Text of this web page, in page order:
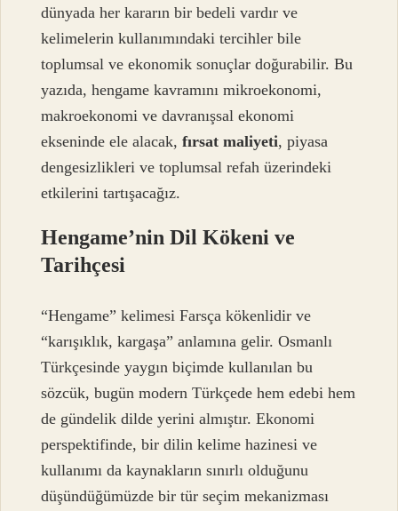
dünyada her kararın bir bedeli vardır ve
kelimelerin kullanımındaki tercihler bile
toplumsal ve ekonomik sonuçlar doğurabilir. Bu
yazıda, hengame kavramını mikroekonomi,
makroekonomi ve davranışsal ekonomi
ekseninde ele alacak,fırsat maliyeti, piyasa
dengesizlikleri ve toplumsal refah üzerindeki
etkilerini tartışacağız.
Hengame’nin Dil Kökeni ve
Tarihçesi
“Hengame” kelimesi Farsça kökenlidir ve
“karışıklık, kargaşa” anlamına gelir. Osmanlı
Türkçesinde yaygın biçimde kullanılan bu
sözcük, bugün modern Türkçede hem edebi hem
de gündelik dilde yerini almıştır. Ekonomi
perspektifinde, bir dilin kelime hazinesi ve
kullanımı da kaynakların sınırlı olduğunu
düşündüğümüzde bir tür seçim mekanizması